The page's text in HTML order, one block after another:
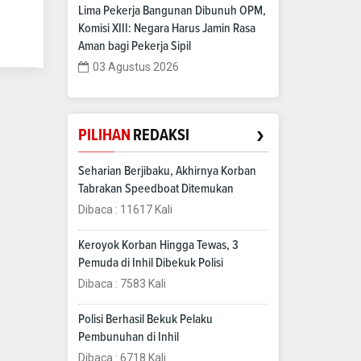
Lima Pekerja Bangunan Dibunuh OPM,
Komisi XIII: Negara Harus Jamin Rasa
Aman bagi Pekerja Sipil
03 Agustus 2026
PILIHAN REDAKSI ›
Seharian Berjibaku, Akhirnya Korban
Tabrakan Speedboat Ditemukan
Dibaca : 11617 Kali
Keroyok Korban Hingga Tewas, 3
Pemuda di Inhil Dibekuk Polisi
Dibaca : 7583 Kali
Polisi Berhasil Bekuk Pelaku
Pembunuhan di Inhil
Dibaca : 6718 Kali